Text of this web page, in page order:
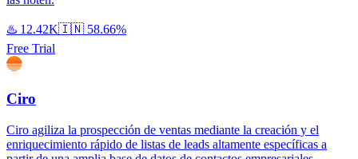
♨️ 12.42K🇮🇳 58.66%
Free Trial
Ciro
Ciro agiliza la prospección de ventas mediante la creación y el
enriquecimiento rápido de listas de leads altamente específicas a